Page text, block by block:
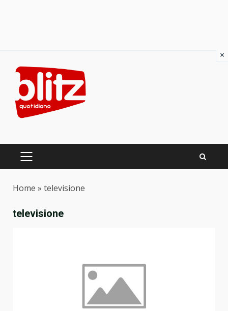
content
PRIMARY
Home » televisione
televisione
×